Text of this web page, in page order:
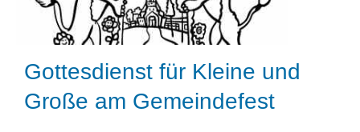
Gottesdienst für Kleine und
Große am Gemeindefest